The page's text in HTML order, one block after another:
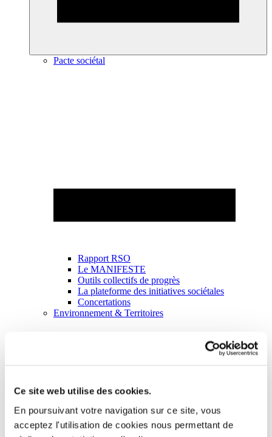
Ce site web utilise des cookies.
En poursuivant votre navigation sur ce site, vous
acceptez l'utilisation de cookies nous permettant de
Pacte sociétal
Rapport RSO
Le MANIFESTE
Outils collectifs de progrès
La plateforme des initiatives sociétales
Concertations
Environnement & Territoires